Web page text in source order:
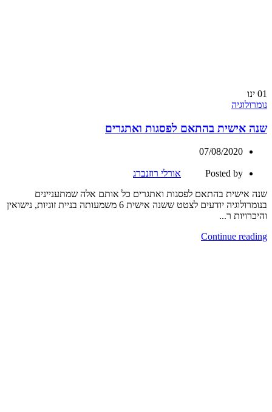
01 ינו
נומרולוגיה
שנה אישית בהתאם לפסגות ואתגרים
07/08/2020
Posted by
אורלי רוזנברג
שנה אישית בהתאם לפסגות ואתגרים כל אותם אלה שמתעניינים
בנומרולוגיה יודעים לצטט ששנה אישית 6 משמעותה בניית זוגיות, נישואין
והיכרויות ר...
Continue reading